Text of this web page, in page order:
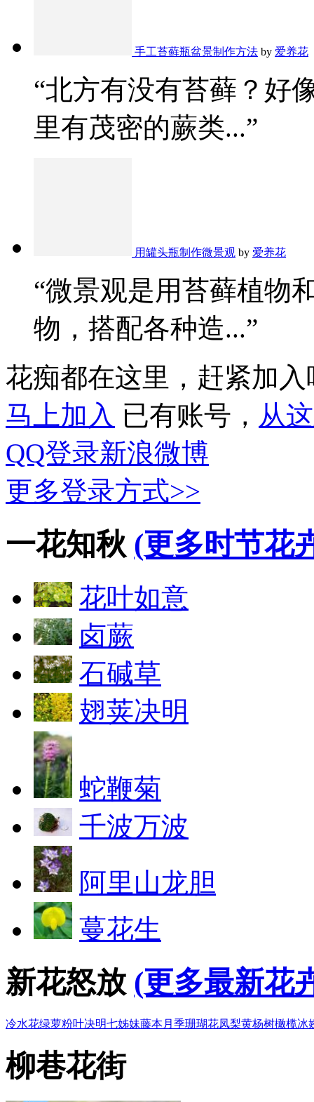
手工苔藓瓶盆景制作方法 by 爱养花
“北方有没有苔藓？好
里有茂密的蕨类...”
用罐头瓶制作微景观 by 爱养花
“微景观是用苔藓植物
物，搭配各种造...”
花痴都在这里，赶紧加入
马上加入 已有账号， 从
QQ登录新浪微博
更多登录方式>>
一花知秋 (更多时节花
花叶如意
卤蕨
石碱草
翅荚决明
蛇鞭菊
千波万波
阿里山龙胆
蔓花生
新花怒放 (更多最新花
冷水花绿萝粉叶决明七姊妹藤本月季珊瑚花凤梨黄杨树橄榄冰
柳巷花街